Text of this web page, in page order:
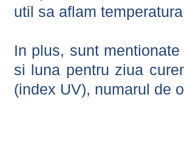
util sa aflam
In plus, sunt
si luna pentru ziua
(index UV), numarul de